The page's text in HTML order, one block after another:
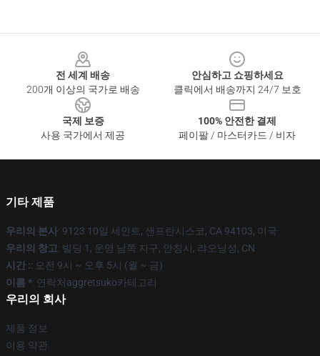
전 세계 배송
200개 이상의 국가로 배송
안심하고 쇼핑하세요
클릭에서 배송까지 24/7 보호
국제 보증
사용 국가에서 제공
100% 안전한 결제
페이팔 / 마스터카드 / 비자
기타 제품
우리의 본사: 9123 10일 세인트, 샌프란시스코, CA 94103, 미국
우리의 창고: 빌딩 1, 운영 남쪽 지구, 안칭시, 랴오닝성, CN
시간 :: 오전 9시 ~ 오후 5시 (월 ~ 금)
이름 *: 연락처aggretsuko카테고리
우리의 회사
제품 정보
이용 약관